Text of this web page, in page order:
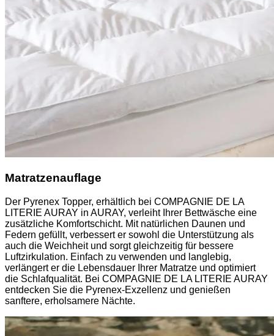
Matratzenauflage
Der Pyrenex Topper, erhältlich bei COMPAGNIE DE LA
LITERIE AURAY in AURAY, verleiht Ihrer Bettwäsche eine
zusätzliche Komfortschicht. Mit natürlichen Daunen und
Federn gefüllt, verbessert er sowohl die Unterstützung als
auch die Weichheit und sorgt gleichzeitig für bessere
Luftzirkulation. Einfach zu verwenden und langlebig,
verlängert er die Lebensdauer Ihrer Matratze und optimiert
die Schlafqualität. Bei COMPAGNIE DE LA LITERIE AURAY
entdecken Sie die Pyrenex-Exzellenz und genießen
sanftere, erholsamere Nächte.